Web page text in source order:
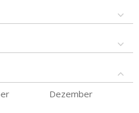
Dezember